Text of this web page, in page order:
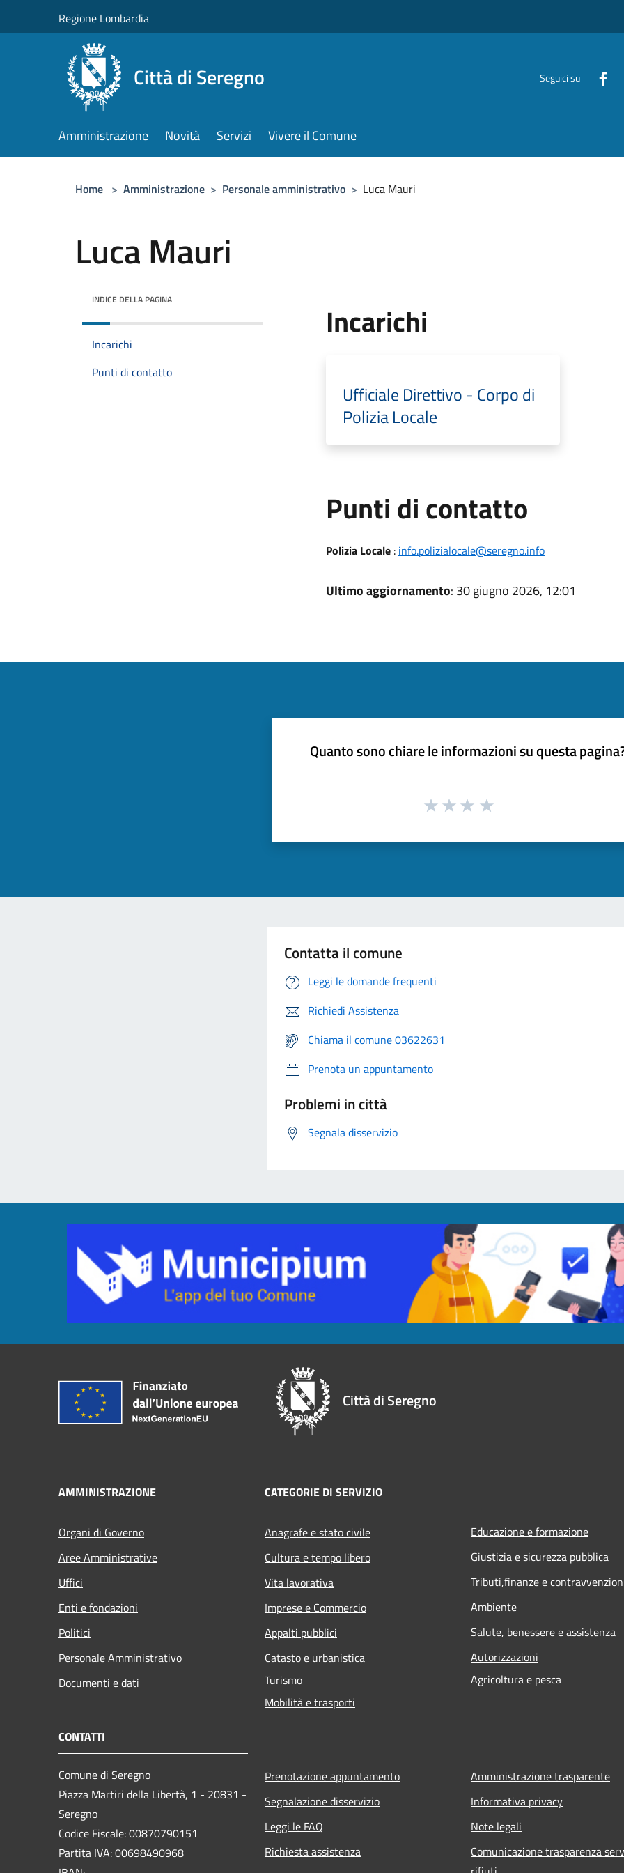
Regione Lombardia
Città di Seregno Seguici su
Amministrazione Novità Servizi Vivere il Comune
Home > Amministrazione > Personale amministrativo > Luca Mauri
Luca Mauri
INDICE DELLA PAGINA
Incarichi
Punti di contatto
Incarichi
Ufficiale Direttivo - Corpo di
Polizia Locale
Punti di contatto
Polizia Locale: info.polizialocale@seregno.info
Ultimo aggiornamento: 30 giugno 2026, 12:01
Quanto sono chiare le informazioni su questa
Contatta il comune
Leggi le domande frequenti
Richiedi Assistenza
Chiama il comune 03622631
Prenota un appuntamento
Problemi in città
Segnala disservizio
Città di Seregno
AMMINISTRAZIONE
Organi di Governo
Aree Amministrative
Uffici
Enti e fondazioni
Politici
Personale Amministrativo
Documenti e dati
CATEGORIE DI SERVIZIO
Anagrafe e stato civile
Cultura e tempo libero
Vita lavorativa
Imprese e Commercio
Appalti pubblici
Catasto e urbanistica
Turismo
Mobilità e trasporti
Educazione e formazione
Giustizia e sicurezza pubblica
Tributi,finanze e
Ambiente
Salute, benessere e assistenza
Autorizzazioni
Agricoltura e pesca
CONTATTI
Comune di Seregno
Piazza Martiri della Libertà, 1 - 20831 -
Seregno
Codice Fiscale: 00870790151
Partita IVA: 00698490968
Prenotazione appuntamento
Segnalazione disservizio
Leggi le FAQ
Richiesta assistenza
Amministrazione trasparente
Informativa privacy
Note legali
Comunicazione trasparenza